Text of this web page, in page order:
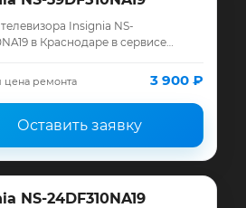
Insignia NS-
в Краснодаре в сервисе
смета до ремонта, запчасти и
до 12 ме…
цена ремонта 3 900 ₽
Оставить заявку
NS-24DF310NA19